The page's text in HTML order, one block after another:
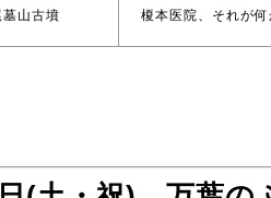
墓山古墳 榎本医院、それが